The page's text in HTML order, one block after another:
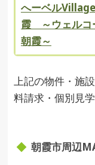
へーベル
霞 ～ウェルコ
朝霞～
上記の物件・施
料請求・個別見
朝霞市周辺